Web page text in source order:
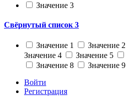
Значение 3
Свёрнутый список 3
Значение 1 Значение 2
Значение 4
Значение 5
Значение 8
Значение 9
Войти
Регистрация